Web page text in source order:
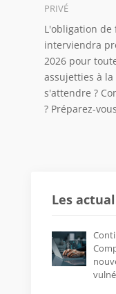
PRIVÉ
L'obligation
interviendra
2026 pour
assujetties à la
s'attendre ?
? Préparez-
Les